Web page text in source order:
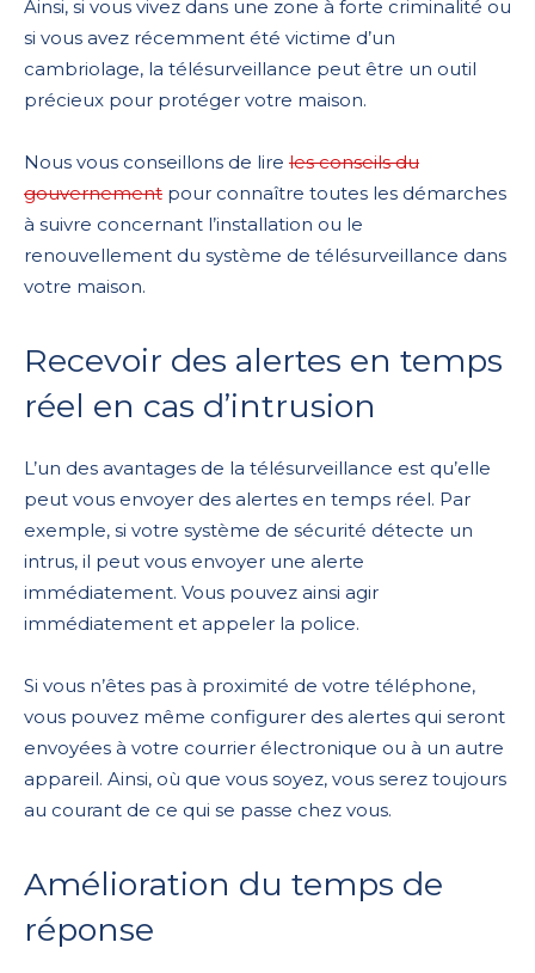
Ainsi, si vous vivez dans une zone à forte criminalité ou
si vous avez récemment été victime d’un
cambriolage, la télésurveillance peut être un outil
précieux pour protéger votre maison.
Nous vous conseillons de lire les conseils du
gouvernement pour connaître toutes les démarches
à suivre concernant l’installation ou le
renouvellement du système de télésurveillance dans
votre maison.
Recevoir des alertes en temps
réel en cas d’intrusion
L’un des avantages de la télésurveillance est qu’elle
peut vous envoyer des alertes en temps réel. Par
exemple, si votre système de sécurité détecte un
intrus, il peut vous envoyer une alerte
immédiatement. Vous pouvez ainsi agir
immédiatement et appeler la police.
Si vous n’êtes pas à proximité de votre téléphone,
vous pouvez même configurer des alertes qui seront
envoyées à votre courrier électronique ou à un autre
appareil. Ainsi, où que vous soyez, vous serez toujours
au courant de ce qui se passe chez vous.
Amélioration du temps de
réponse